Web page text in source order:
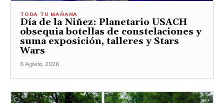
TODA TU MAÑANA
Día de la Niñez: Planetario USACH
obsequia botellas de constelaciones y
suma exposición, talleres y Stars
Wars
6 Agosto, 2026